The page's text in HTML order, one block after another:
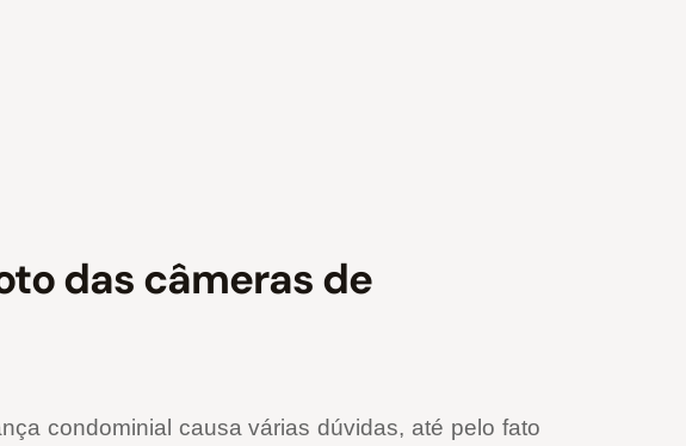
das câmeras de
condominial causa várias dúvidas, até pelo fato